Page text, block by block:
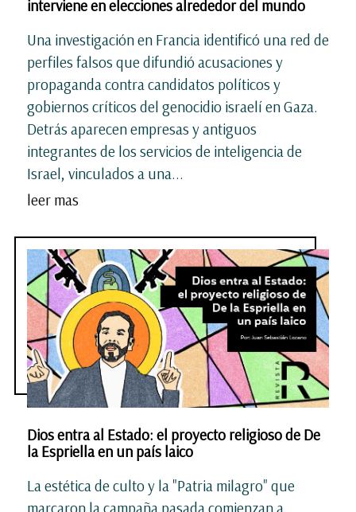
interviene en elecciones alrededor del mundo
Una investigación en Francia identificó una red de
perfiles falsos que difundió acusaciones y
propaganda contra candidatos políticos y
gobiernos críticos del genocidio israelí en Gaza.
Detrás aparecen empresas y antiguos
integrantes de los servicios de inteligencia de
Israel, vinculados a una...
leer mas
Dios entra al Estado: el proyecto religioso de De
la Espriella en un país laico
La estética de culto y la "Patria milagro" que
marcaron la campaña pasada comienzan a